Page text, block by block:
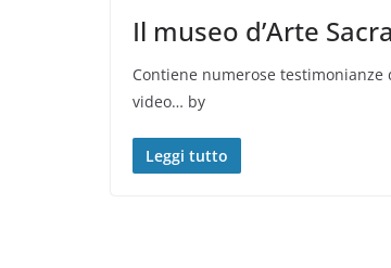
Il museo d’Arte
Contiene numerose testimonianze
video… by
Leggi tutto